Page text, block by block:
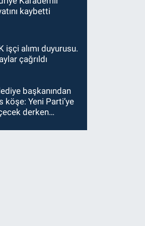
kaybetti
işçi alımı duyurusu.
çağrıldı
başkanından
köşe: Yeni Parti’ye
derken…